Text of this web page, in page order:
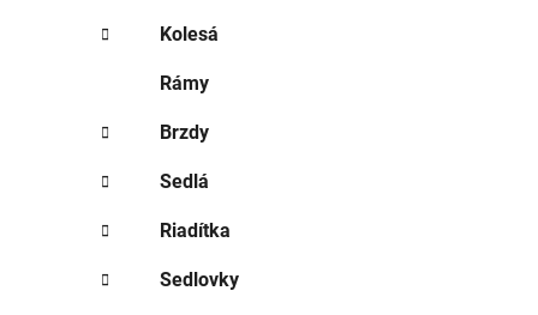
Kolesá
Rámy
Brzdy
Sedlá
Riadítka
Sedlovky